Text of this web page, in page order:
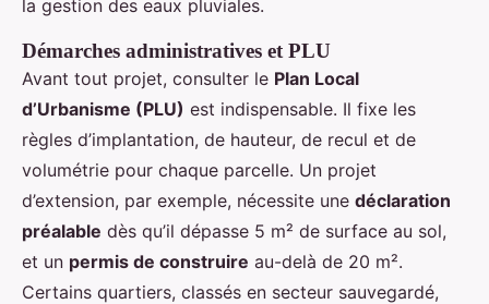
la gestion des eaux pluviales.
Démarches administratives et PLU
Avant tout projet, consulter le Plan Local
d’Urbanisme (PLU) est indispensable. Il fixe les
règles d’implantation, de hauteur, de recul et de
volumétrie pour chaque parcelle. Un projet
d’extension, par exemple, nécessite une déclaration
préalable dès qu’il dépasse 5 m² de surface au sol,
et un permis de construire au-delà de 20 m².
Certains quartiers, classés en secteur sauvegardé,